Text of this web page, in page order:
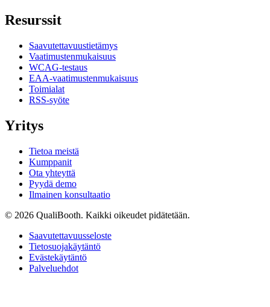
Resurssit
Saavutettavuustietämys
Vaatimustenmukaisuus
WCAG-testaus
EAA-vaatimustenmukaisuus
Toimialat
RSS-syöte
Yritys
Tietoa meistä
Kumppanit
Ota yhteyttä
Pyydä demo
Ilmainen konsultaatio
© 2026 QualiBooth. Kaikki oikeudet pidätetään.
Saavutettavuusseloste
Tietosuojakäytäntö
Evästekäytäntö
Palveluehdot